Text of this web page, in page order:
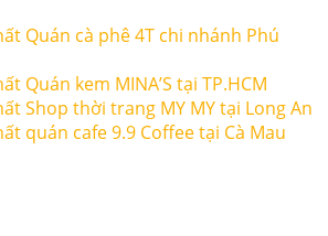
Quán cà phê 4T chi nhánh Phú
Quán kem MINA’S tại TP.HCM
Shop thời trang MY MY tại Long An
quán cafe 9.9 Coffee tại Cà Mau